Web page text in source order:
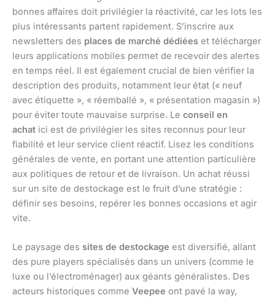
bonnes affaires doit privilégier la réactivité, car les lots les
plus intéressants partent rapidement. S’inscrire aux
newsletters des places de marché dédiées et télécharger
leurs applications mobiles permet de recevoir des alertes
en temps réel. Il est également crucial de bien vérifier la
description des produits, notamment leur état (« neuf
avec étiquette », « réemballé », « présentation magasin »)
pour éviter toute mauvaise surprise. Le conseil en
achat ici est de privilégier les sites reconnus pour leur
fiabilité et leur service client réactif. Lisez les conditions
générales de vente, en portant une attention particulière
aux politiques de retour et de livraison. Un achat réussi
sur un site de destockage est le fruit d’une stratégie :
définir ses besoins, repérer les bonnes occasions et agir
vite.
Le paysage des sites de destockage est diversifié, allant
des pure players spécialisés dans un univers (comme le
luxe ou l’électroménager) aux géants généralistes. Des
acteurs historiques comme Veepee ont pavé la way,